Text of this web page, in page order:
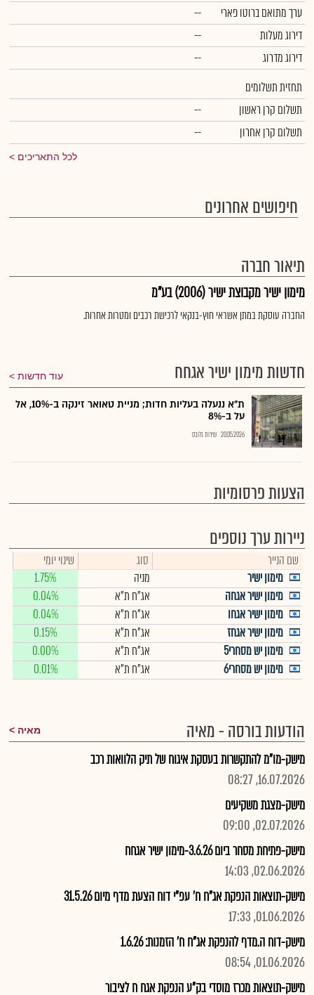
ערך מתואם ברוטו פארי
--
דירוג מעלות
--
דירוג מדרוג
--
תחזית תשלומים
תשלום קרן ראשון
--
תשלום קרן אחרון
--
לכל התאריכים
חיפושים אחרונים
תיאור חברה
מימון ישיר מקבוצת ישיר (2006) בע"מ
החברה עוסקת במתן אשראי חוץ-בנקאי לרכישת רכבים ומטרות אחרות.
חדשות מימון ישיר אגחח עוד חדשות
ת"א ננעלה בעליות חדות; מניית טאואר זינקה ב-10%, אל
על ב-8%
20.05.2026 שירות גלובס
הצעות פרסומיות
ניירות ערך נוספים
שם הנייר סוג
שינוי יומי
מימון ישיר
מניה
1.75%
מימון ישיר אגחה
אג"ח ת"א
0.04%
מימון ישיר אגחו
אג"ח ת"א
0.04%
מימון ישיר אגחז
אג"ח ת"א
0.15%
מימון יש מסחרי5
אג"ח ת"א
0.00%
מימון יש מסחרי6
אג"ח ת"א 0.01%
הודעות בורסה - מאיה מאיה
מישק-מו"מ להתקשרות בעסקת איגוח של תיק הלוואות רכב
16.07.2026, 08:27
מישק-מצגת משקיעים
02.07.2026, 09:00
מישק-פתיחת מסחר ביום 3.6.26-מימון ישיר אגחח
02.06.2026, 14:03
מישק-תוצאות הנפקת אג"ח ח' עפ"י דוח הצעת מדף מיום 31.5.26
01.06.2026, 17:33
מישק-דוח ה.מדף להנפקת אג"ח ח' הזמנות: 1.6.26
01.06.2026, 08:54
מישק-תוצאות מכרז מוסדי בק"ע הנפקת אגח ח לציבור